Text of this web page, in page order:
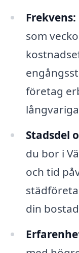
Frekvens:
som
företag
Stadsdel
du bor i
och tid
din